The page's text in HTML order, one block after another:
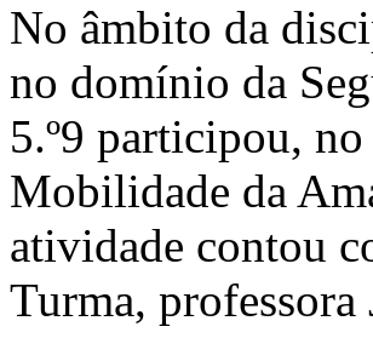
No âmbito da
no domínio da
5.º9 participou,
Mobilidade da
atividade contou
Turma, professora